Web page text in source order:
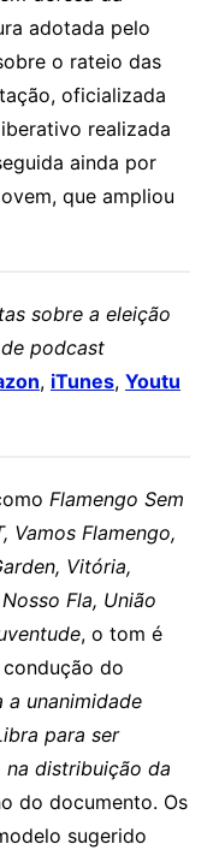
adotada pelo
o rateio das
oficializada
realizada
ainda por
que ampliou
sobre a eleição
podcast
, iTunes, Youtu
Flamengo Sem
Vamos Flamengo,
Vitória,
Fla, União
, o tom é
do
a unanimidade
para ser
distribuição da
do documento. Os
sugerido